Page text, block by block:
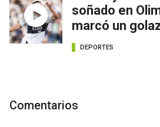
soñado en
marcó un
DEPORTES
Comentarios